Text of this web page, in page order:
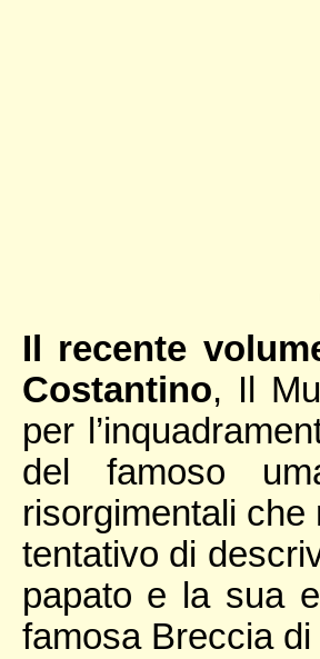
Il recente
Costantino, Il
per
del famoso
risorgimentali
tentativo di
papato e la sua
famosa Breccia